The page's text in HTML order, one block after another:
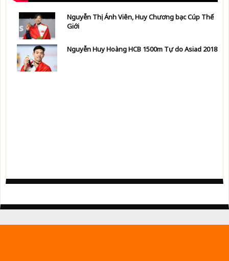
Nguyễn Thị Ánh Viên, Huy Chương bạc Cúp Thế
Giới
Nguyễn Huy Hoàng HCB 1500m Tự do Asiad 2018